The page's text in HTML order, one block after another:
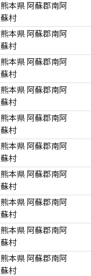
熊本県 阿蘇郡南阿
蘇村
熊本県 阿蘇郡南阿
蘇村
熊本県 阿蘇郡南阿
蘇村
熊本県 阿蘇郡南阿
蘇村
熊本県 阿蘇郡南阿
蘇村
熊本県 阿蘇郡南阿
蘇村
熊本県 阿蘇郡南阿
蘇村
熊本県 阿蘇郡南阿
蘇村
熊本県 阿蘇郡南阿
蘇村
熊本県 阿蘇郡南阿
蘇村